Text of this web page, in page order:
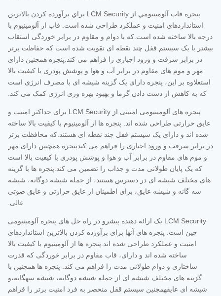
پنجره قاب آلومينيومي از LCM Security براي برآورده کردن بالاترين
استانداردهاي امنيت و عملکرد طراحی شده است. قاب از آلومينيوم با
درجه بالا ساخته شده است.که با دوام و مقاوم در برابر خوردگی استقاب
بیشتر با یک سیستم قفل چند نقطه ای تقویت شده است که حفاظت برتر
در برابر سرقت و ورود اجباری را فراهم می کند.پنجره همچنین دارای
مهر و موم های مقاوم در برابر آب و هوا و پوشش پودری با کیفیت بالا
استعلاوه بر این، پنجره دارای یک گزینه شیشه ای با مصرف انرژی است
که به کاهش از دست دادن گرما و بهبود بهره وری انرژی کمک می کند.
پنجره های آلومینیومی امنیتی از LCM Security برای حداکثر امنیت و
عایق حرارتی طراحی شده اند. پنجره ها از آلومینیوم با کیفیت بالا ساخته
شده اند و دارای یک سیستم قفل چند نقطه ای هستند.که محافظت برتر
در برابر سرقت و ورود اجباری را فراهم می کندپنجره همچنین دارای مهر
و موم های مقاوم در برابر آب و هوا و پوشش پودری با کیفیت بالا است
که یک پایان طولانی مدت و جذاب را تضمین می کند.پنجره ها با گزینه
های مختلف شیشه ای در دسترس هستند، از جمله شیشه دوگانه، شیشه
سه گانه و شیشه عایق، برای اطمینان از عایق حرارتی و عایق صوتی
عالی.
LCM Security یک ارائه دهنده پیشرو در راه حل های پنجره آلومینیومی
چین است. پنجره های آنها برای برآورده کردن بالاترین استانداردهای
امنیت و عملکرد طراحی شده اند.پنجره ها از آلومینیوم با کیفیت بالا
ساخته شده اند و دارای، قاب مقاوم در برابر خوردگی که قدرت
ساختاری و دوام طولانی مدت را فراهم می کند. پنجره ها همچنین با
گزینه های مختلف شیشه ای از جمله شیشه دوگانه، شیشه سهگانه،و
شیشه ای عایقهمچنین سیستم قفل منحصر به فرد امنیت برتر را فراهم